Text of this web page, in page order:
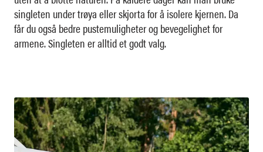
singleten under trøya eller skjorta for å isolere kjernen. Da
får du også bedre pustemuligheter og bevegelighet for
armene. Singleten er alltid et godt valg.